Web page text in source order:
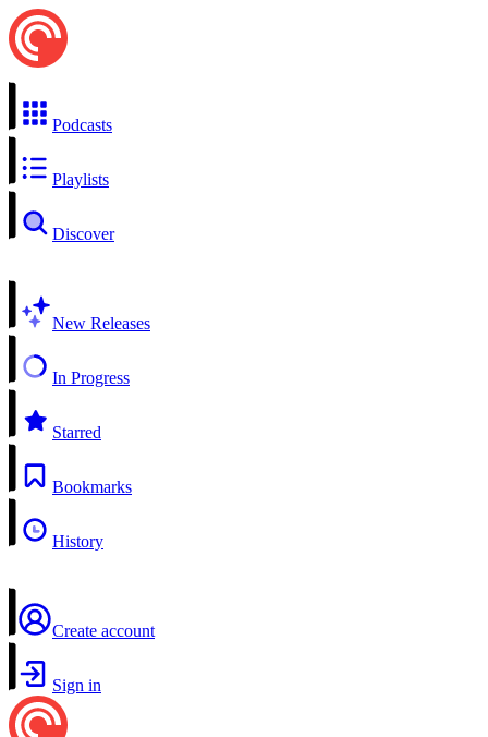
Podcasts
Playlists
Discover
New Releases
In Progress
Starred
Bookmarks
History
Create account
Sign in